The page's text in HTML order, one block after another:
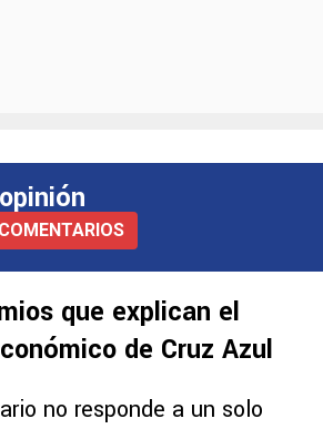
que explican el
de Cruz Azul
no responde a un solo